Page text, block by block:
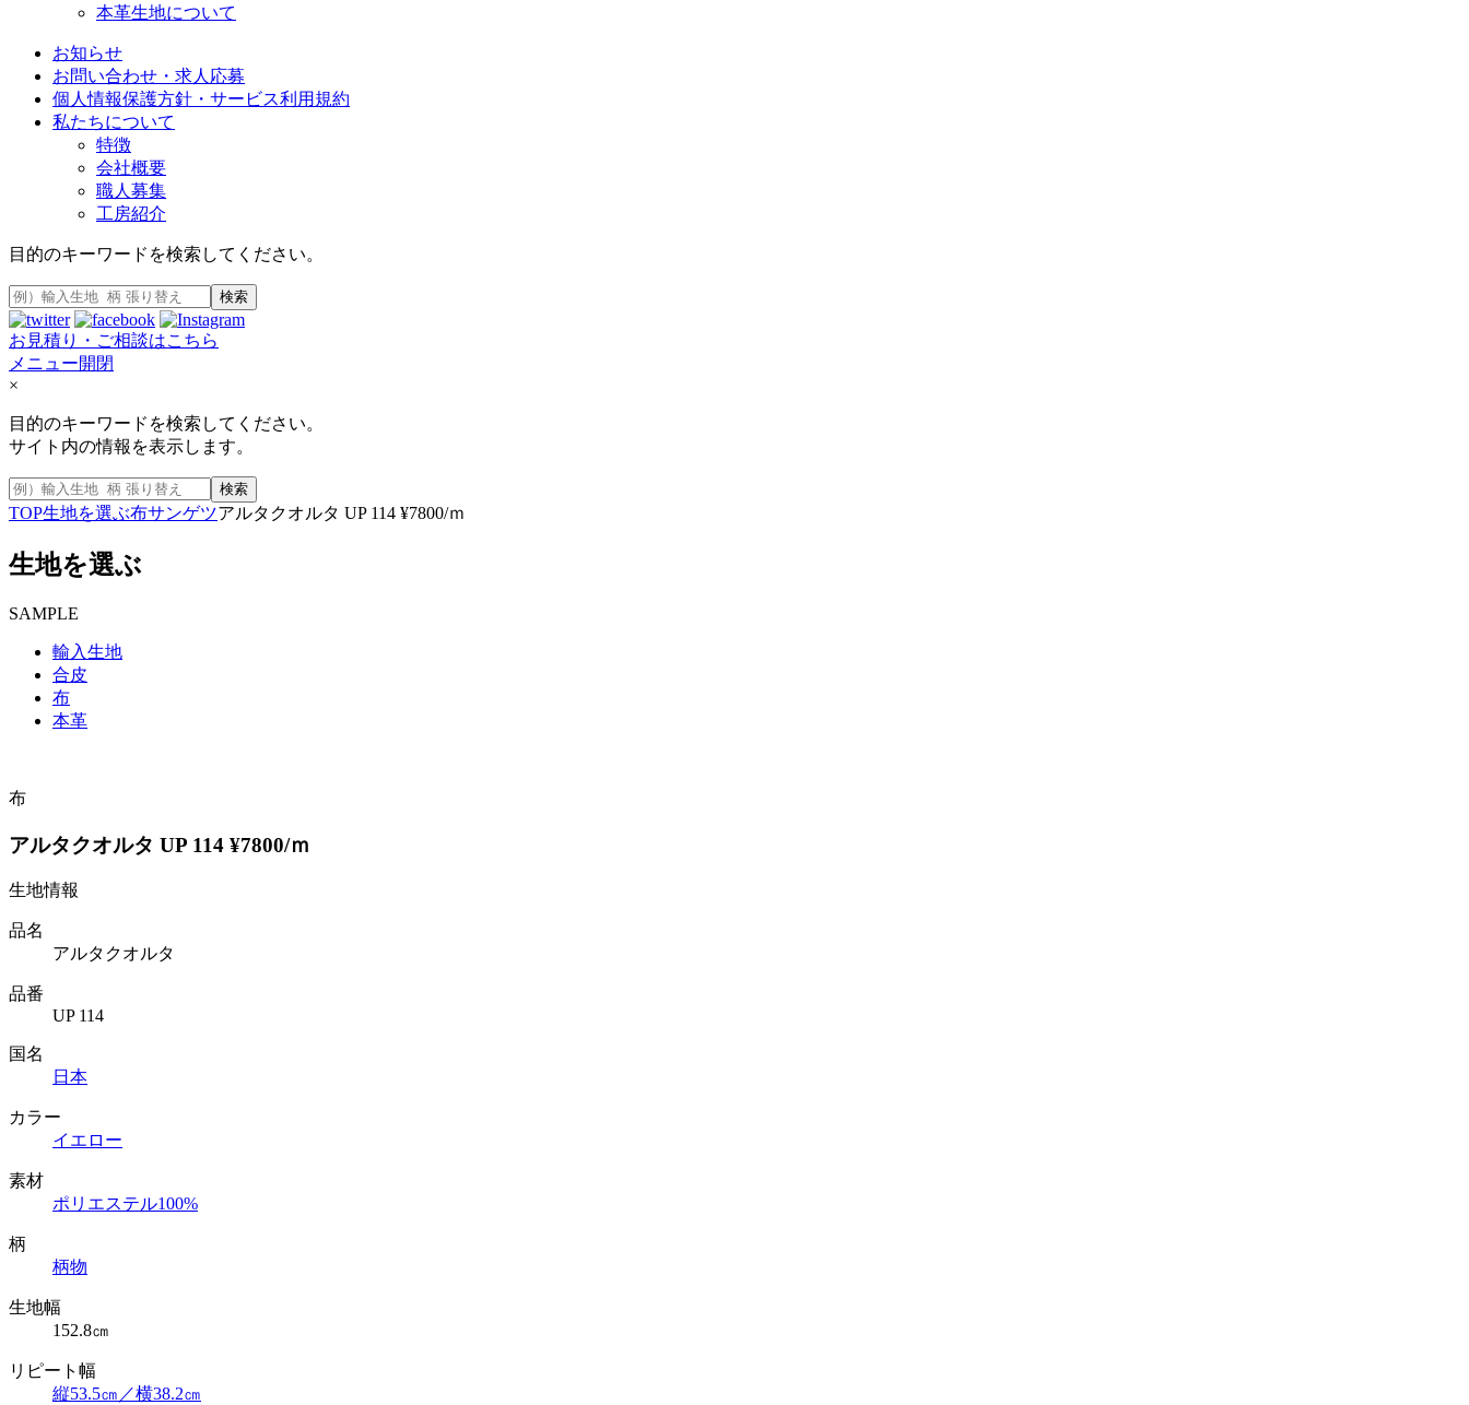
本革生地について
お知らせ
お問い合わせ・求人応募
個人情報保護方針・サービス利用規約
私たちについて
特徴
会社概要
職人募集
工房紹介
目的のキーワードを検索してください。
検索
お見積り・ご相談はこちら
メニュー開閉
×
目的のキーワードを検索してください。
サイト内の情報を表示します。
検索
TOP生地を選ぶ布サンゲツアルタクオルタ UP 114 ¥7800/ｍ
生地を選ぶ
SAMPLE
輸入生地
合皮
布
本革
布
アルタクオルタ UP 114 ¥7800/ｍ
生地情報
品名
アルタクオルタ
品番
UP 114
国名
日本
カラー
イエロー
素材
ポリエステル100%
柄
柄物
生地幅
152.8㎝
リピート幅
縦53.5㎝／横38.2㎝